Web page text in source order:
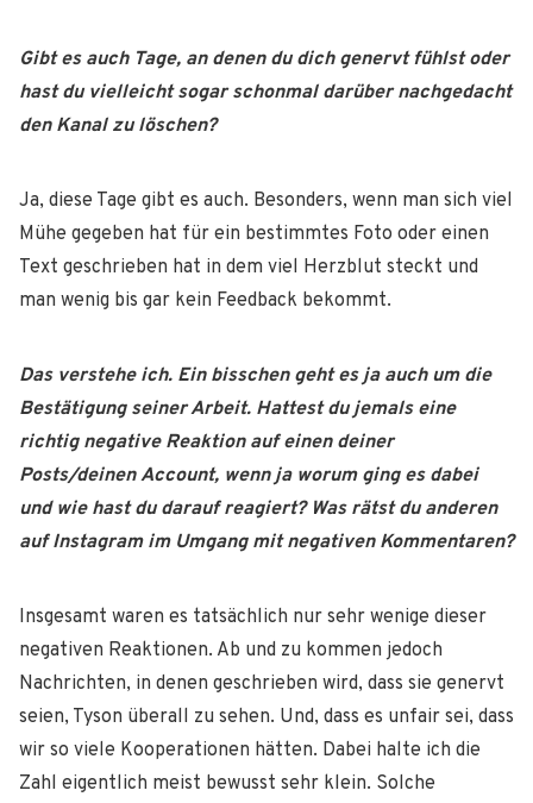
Gibt es auch Tage, an denen du dich genervt fühlst oder
hast du vielleichtsogar schonmal darüber nachgedacht
den Kanal zu löschen?
Ja, diese Tage gibt es auch. Besonders, wenn man sich viel
Mühe gegeben hat für ein bestimmtes Foto oder einen
Text geschrieben hat in dem viel Herzblut steckt und
man wenig bis gar kein Feedback bekommt.
Das verstehe ich. Ein bisschen geht es ja auch um die
Bestätigung seiner Arbeit. Hattest du jemals eine
richtig negative Reaktion auf einen deiner
Posts/deinen Account, wenn ja worum ging es dabei
und wie hast du darauf reagiert? Was rätst du anderen
auf Instagram im Umgang mit negativen Kommentaren?
Insgesamt waren es tatsächlich nur sehr wenige dieser
negativen Reaktionen. Ab und zu kommen jedoch
Nachrichten, in denen geschrieben wird, dass sie genervt
seien, Tyson überall zu sehen. Und, dass es unfair sei, dass
wir so viele Kooperationen hätten. Dabei halte ich die
Zahl eigentlich meist bewusst sehr klein. Solche